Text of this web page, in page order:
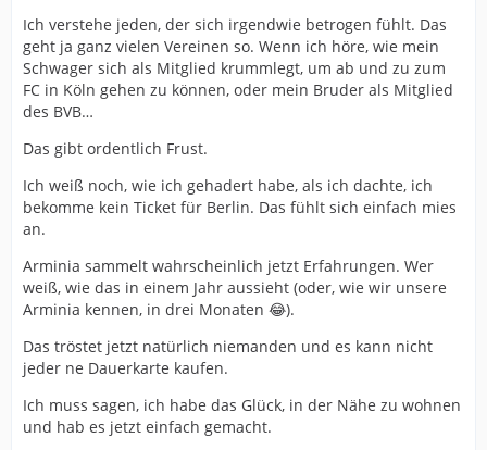
Ich verstehe jeden, der sich irgendwie betrogen fühlt. Das
geht ja ganz vielen Vereinen so. Wenn ich höre, wie mein
Schwager sich als Mitglied krummlegt, um ab und zu zum
FC in Köln gehen zu können, oder mein Bruder als Mitglied
des BVB…
Das gibt ordentlich Frust.
Ich weiß noch, wie ich gehadert habe, als ich dachte, ich
bekomme kein Ticket für Berlin. Das fühlt sich einfach mies
an.
Arminia sammelt wahrscheinlich jetzt Erfahrungen. Wer
weiß, wie das in einem Jahr aussieht (oder, wie wir unsere
Arminia kennen, in drei Monaten 😂).
Das tröstet jetzt natürlich niemanden und es kann nicht
jeder ne Dauerkarte kaufen.
Ich muss sagen, ich habe das Glück, in der Nähe zu wohnen
und hab es jetzt einfach gemacht.